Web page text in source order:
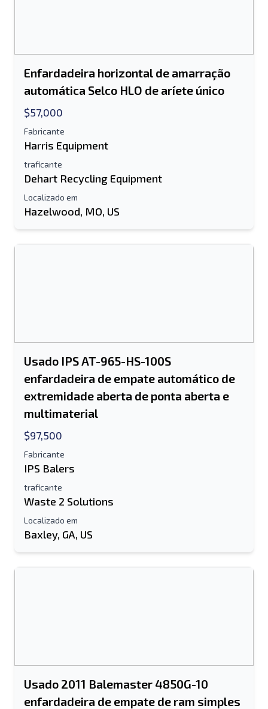
Send a Message
Nome completo
Endereço de e-mail
Enfardadeira horizontal de amarração
automática Selco HLO de aríete único
$57,000
Fabricante
Harris Equipment
traficante
Dehart Recycling Equipment
Localizado em
Hazelwood, MO, US
Usado IPS AT-965-HS-100S
enfardadeira de empate automático de
extremidade aberta de ponta aberta e
multimaterial
$97,500
Fabricante
IPS Balers
traficante
Waste 2 Solutions
Localizado em
Baxley, GA, US
Usado 2011 Balemaster 4850G-10
enfardadeira de empate de ram simples
Enviar lista para e-mail
Lista de texto para dispositivo móvel
Seu nome completo
Enviar